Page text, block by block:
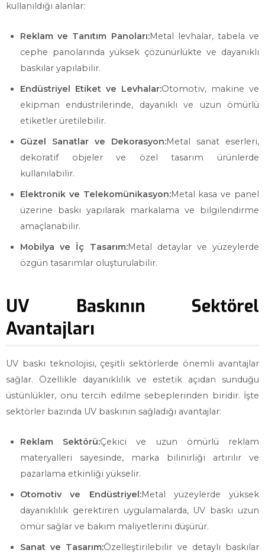
kullanıldığı alanlar:
Reklam ve Tanıtım Panoları:Metal levhalar, tabela ve
cephe panolarında yüksek çözünürlükte ve dayanıklı
baskılar yapılabilir.
Endüstriyel Etiket ve Levhalar:Otomotiv, makine ve
ekipman endüstrilerinde, dayanıklı ve uzun ömürlü
etiketler üretilebilir.
Güzel Sanatlar ve Dekorasyon:Metal sanat eserleri,
dekoratif objeler ve özel tasarım ürünlerde
kullanılabilir.
Elektronik ve Telekomünikasyon:Metal kasa ve panel
üzerine baskı yapılarak markalama ve bilgilendirme
amaçlanabilir.
Mobilya ve İç Tasarım:Metal detaylar ve yüzeylerde
özgün tasarımlar oluşturulabilir.
UV Baskının Sektörel
Avantajları
UV baskı teknolojisi, çeşitli sektörlerde önemli avantajlar
sağlar. Özellikle dayanıklılık ve estetik açıdan sunduğu
üstünlükler, onu tercih edilme sebeplerinden biridir. İşte
sektörler bazında UV baskının sağladığı avantajlar:
Reklam Sektörü:Çekici ve uzun ömürlü reklam
materyalleri sayesinde, marka bilinirliği artırılır ve
pazarlama etkinliği yükselir.
Otomotiv ve Endüstriyel:Metal yüzeylerde yüksek
dayanıklılık gerektiren uygulamalarda, UV baskı uzun
ömür sağlar ve bakım maliyetlerini düşürür.
Sanat ve Tasarım:Özelleştirilebilir ve detaylı baskılar